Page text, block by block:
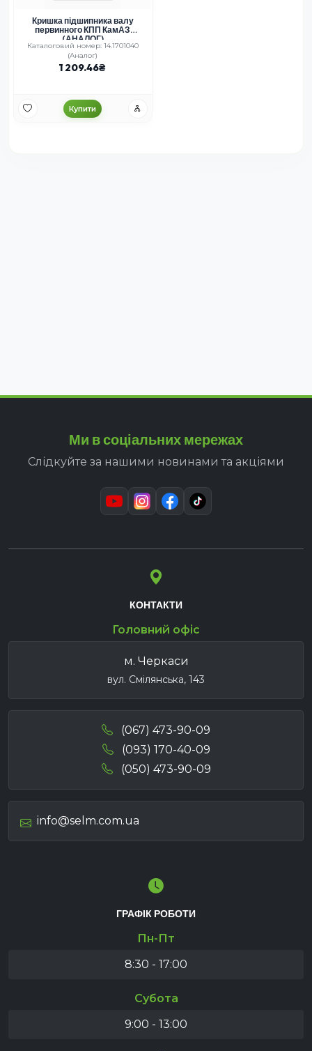
Кришка підшипника валу
первинного КПП КамАЗ
(АНАЛОГ)
Каталоговий номер: 14.1701040
(Аналог)
1 209.46
Купити
Ми в соціальних мережах
Слідкуйте за нашими новинами та акціями
КОНТАКТИ
Головний офіс
м. Черкаси
вул. Смілянська, 143
(067) 473-90-09
(093) 170-40-09
(050) 473-90-09
info@selm.com.ua
ГРАФІК РОБОТИ
Пн-Пт
8:30 - 17:00
Субота
9:00 - 13:00